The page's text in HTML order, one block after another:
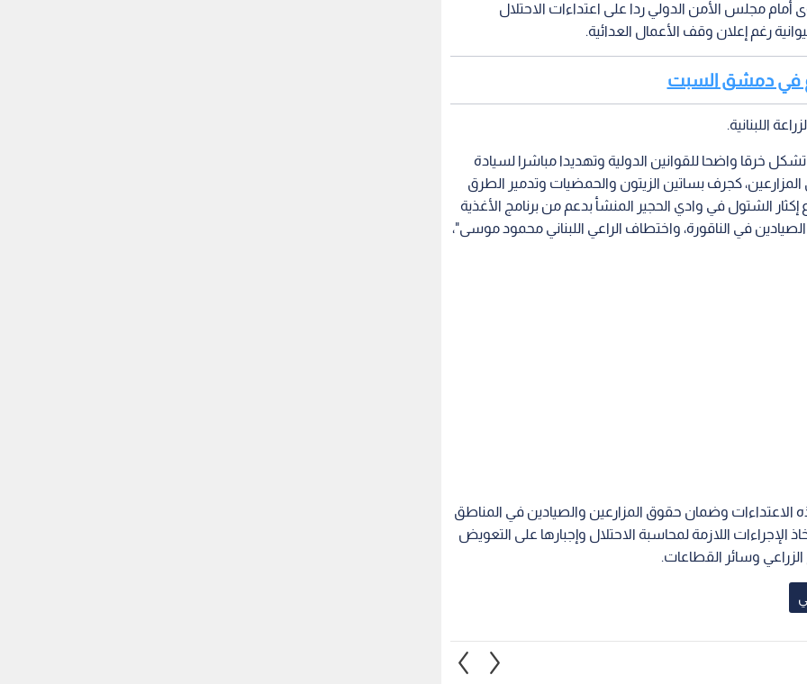
أمام مجلس الأمن الدولي ردا على اعتداءات الاحتلال
رغم إعلان وقف الأعمال العدائية.
في دمشق السبت
اللبنانية.
خرقا واضحا للقوانين الدولية وتهديدا مباشرا لسيادة
كجرف بساتين الزيتون والحمضيات وتدمير الطرق
إكثار الشتول في وادي الحجير المنشأ بدعم من برنامج الأغذية
في الناقورة، واختطاف الراعي اللبناني محمود موسى"،
وضمان حقوق المزارعين والصيادين في المناطق
اللازمة لمحاسبة الاحتلال وإجبارها على التعويض
وسائر القطاعات.